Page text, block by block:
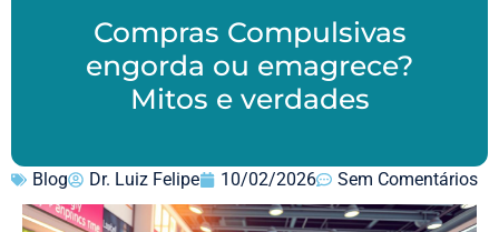
Compras Compulsivas
engorda ou emagrece?
Mitos e verdades
Blog Dr. Luiz Felipe 10/02/2026 Sem Comentários